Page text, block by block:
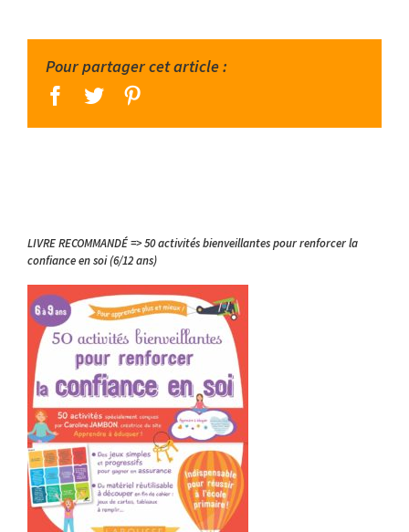
Pour partager cet article :
facebook
twitter
LIVRE RECOMMANDÉ => 50 activités bienveillantes pour renforcer la
confiance en soi (6/12 ans)